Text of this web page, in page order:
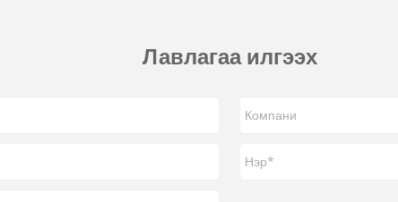
Лавлагаа илгээх